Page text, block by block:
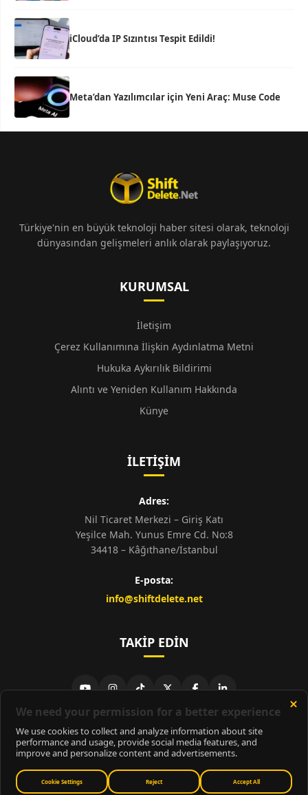
iCloud’da IP Sızıntısı Tespit Edildi!
Meta’dan Yazılımcılar için Yeni Araç: Muse Code
Türkiye'nin en büyük teknoloji haber sitesi olarak, teknoloji
dünyasından gelişmeleri anlık olarak paylaşıyoruz.
KURUMSAL
İletişim
Çerez Kullanımına İlişkin Aydınlatma Metni
Hukuka Aykırılık Bildirimi
Alıntı ve Yeniden Kullanım Hakkında
Künye
İLETIŞIM
Adres:
Nil Ticaret Merkezi – Giriş Katı
Yeşilce Mah. Yunus Emre Cd. No:8
34418 – Kâğıthane/İstanbul
E-posta:
info@shiftdelete.net
TAKIP EDIN
© 2026ShiftDelete.Net- Tüm hakları saklıdır.
ShiftDelete.Net, İnternet Medyası ve Bilişim Muhabirleri Derneği